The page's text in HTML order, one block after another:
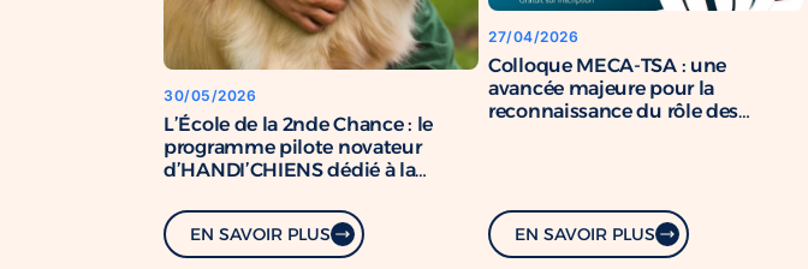
30/05/2026
L’École de la 2nde Chance : le
programme pilote novateur
d’HANDI’CHIENS dédié à la
EN SAVOIR PLUS
27/04/2026
Colloque MECA-TSA : une
avancée majeure pour la
reconnaissance du rôle des
EN SAVOIR PLUS